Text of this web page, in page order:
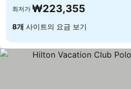
최저가 ₩223,355
8개 사이트의 요금 보기